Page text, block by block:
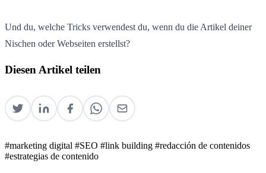
Und du, welche Tricks verwendest du, wenn du die Artikel deiner
Nischen oder Webseiten erstellst?
Diesen Artikel teilen
#marketing digital #SEO #link building #redacción de contenidos
#estrategias de contenido